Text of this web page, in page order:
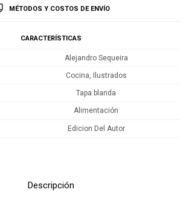
MÉTODOS Y COSTOS DE ENVÍO
CARACTERÍSTICAS
Alejandro Sequeira
Cocina, Ilustrados
Tapa blanda
Alimentación
Edicion Del Autor
Descripción